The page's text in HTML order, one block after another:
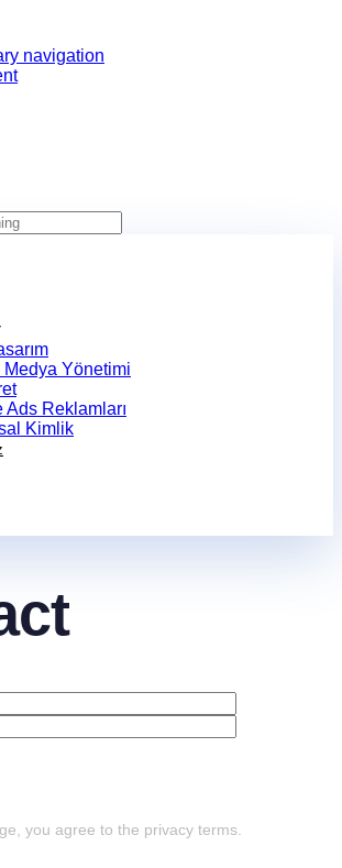
navigation
Medya Yönetimi
Ads Reklamları
Kimlik
you agree to the privacy terms.